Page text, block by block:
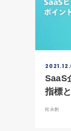
SaaS
指標
松永創